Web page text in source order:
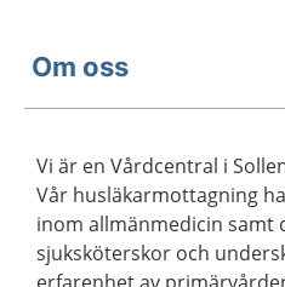
Om oss
Vi är en Vårdcentral i
Vår husläkarmottagning
inom allmänmedicin samt
sjuksköterskor och